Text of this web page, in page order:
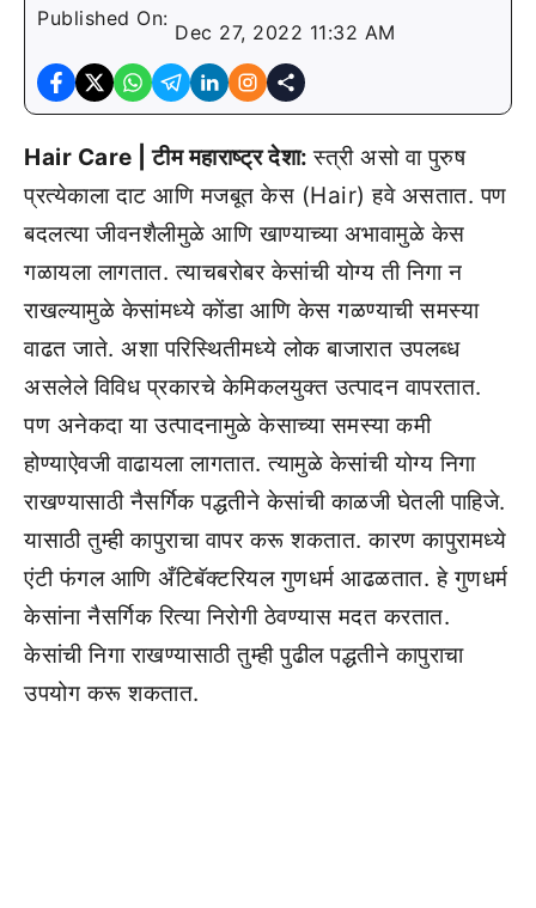
Published On:
Dec 27, 2022 11:32 AM
Hair Care | टीम महाराष्ट्र देशा:स्त्री असो वा पुरुष
प्रत्येकाला दाट आणि मजबूत केस (Hair) हवे असतात. पण
बदलत्या जीवनशैलीमुळे आणि खाण्याच्या अभावामुळे केस
गळायला लागतात. त्याचबरोबर केसांची योग्य ती निगा न
राखल्यामुळे केसांमध्ये कोंडा आणि केस गळण्याची समस्या
वाढत जाते. अशा परिस्थितीमध्ये लोक बाजारात उपलब्ध
असलेले विविध प्रकारचे केमिकलयुक्त उत्पादन वापरतात.
पण अनेकदा या उत्पादनामुळे केसाच्या समस्या कमी
होण्याऐवजी वाढायला लागतात. त्यामुळे केसांची योग्य निगा
राखण्यासाठी नैसर्गिक पद्धतीने केसांची काळजी घेतली पाहिजे.
यासाठी तुम्ही कापुराचा वापर करू शकतात. कारण कापुरामध्ये
एंटी फंगल आणि अँटिबॅक्टरियल गुणधर्म आढळतात. हे गुणधर्म
केसांना नैसर्गिक रित्या निरोगी ठेवण्यास मदत करतात.
केसांची निगा राखण्यासाठी तुम्ही पुढील पद्धतीने कापुराचा
उपयोग करू शकतात.